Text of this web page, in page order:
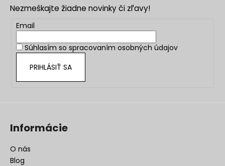
Nezmeškajte žiadne novinky či zľavy!
Email
Súhlasím so spracovaním osobných údajov
PRIHLÁSIŤ SA
Informácie
O nás
Blog